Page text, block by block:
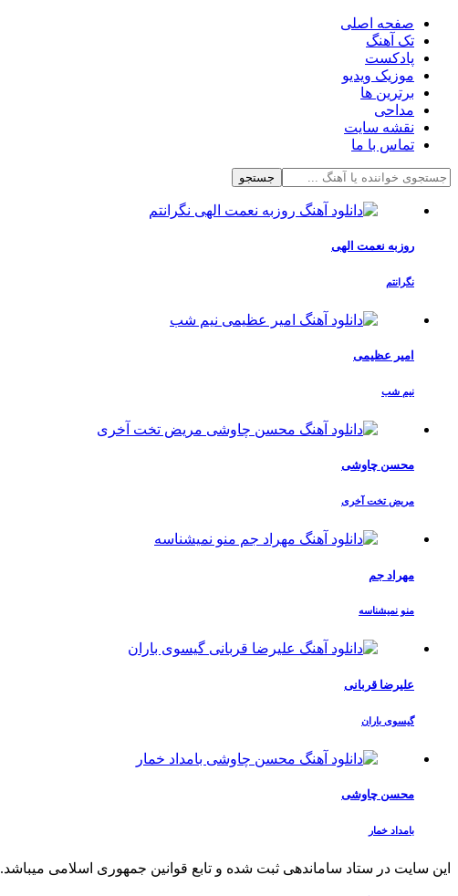
صفحه اصلی
تک آهنگ
پادکست
موزیک ویدیو
برترین ها
مداحی
نقشه سایت
تماس با ما
جستجو
روزبه نعمت الهی
نگرانتم
امیر عظیمی
نیم شب
محسن چاوشی
مریض تخت آخری
مهراد جم
منو نمیشناسه
علیرضا قربانی
گیسوی باران
محسن چاوشی
بامداد خمار
این سایت در ستاد ساماندهی ثبت شده و تابع قوانین جمهوری اسلامی میباشد.